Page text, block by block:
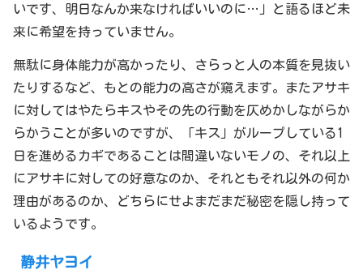
いです、明日なんか来なければいいのに…」と語るほど未
来に希望を持っていません。
無駄に身体能力が高かったり、さらっと人の本質を見抜い
たりするなど、もとの能力の高さが窺えます。またアサキ
に対してはやたらキスやその先の行動を仄めかしながらか
らかうことが多いのですが、「キス」がループしている1
日を進めるカギであることは間違いないモノの、それ以上
にアサキに対しての好意なのか、それともそれ以外の何か
理由があるのか、どちらにせよまだまだ秘密を隠し持って
いるようです。
静井ヤヨイ